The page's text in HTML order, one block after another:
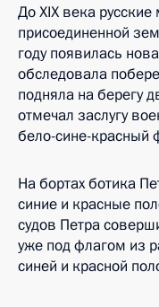
До XIX века
присоединенной
году появилась
обследовала
подняла на берегу
отмечал заслугу
бело-сине-красный
На бортах ботика
синие и красные
судов Петра
уже под флагом из
синей и красной